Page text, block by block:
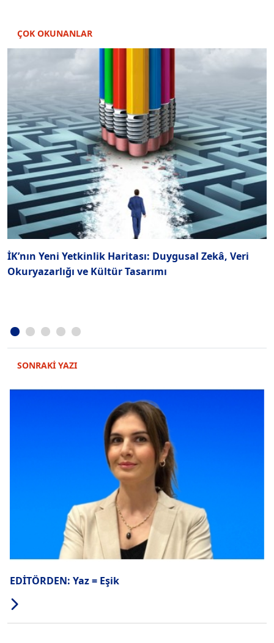
ÇOK OKUNANLAR
İK’nın Yeni Yetkinlik Haritası: Duygusal Zekâ, Veri
Okuryazarlığı ve Kültür Tasarımı
SONRAKİ YAZI
EDİTÖRDEN: Yaz = Eşik